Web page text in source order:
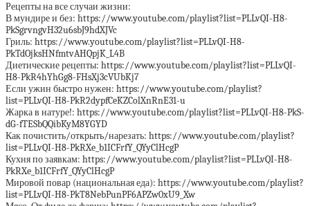
Рецепты на все случаи жизни:
В мундире и без: https://www.youtube.com/playlist?list=PLLvQI-H8-
PkSgrvngvH32u6sbJ9hdXJVc
Гриль: https://www.youtube.com/playlist?list=PLLvQI-H8-
PkTdOjksHNfmtvAHQpjK_L4B
Диетические рецепты: https://www.youtube.com/playlist?list=PLLvQI-
H8-PkR4hYhGg8-FHsXj3cVUbKj7
Если ужин быстро нужен: https://www.youtube.com/playlist?
list=PLLvQI-H8-PkR2dypfCeKZColXnRnE31-u
Жарка в натуре!: https://www.youtube.com/playlist?list=PLLvQI-H8-PkS-
dG-fTESbQQibKyM8YGYD
Как почистить/открыть/нарезать: https://www.youtube.com/playlist?
list=PLLvQI-H8-PkRXe_b1ICFrfY_QYyClHcgP
Кухня по заявкам: https://www.youtube.com/playlist?list=PLLvQI-H8-
PkRXe_b1ICFrfY_QYyClHcgP
Мировой повар (национальная еда): https://www.youtube.com/playlist?
list=PLLvQI-H8-PkT8NebPunPF6APZw0xU9_Xw